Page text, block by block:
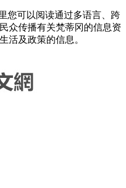
您可以阅读通过多语言、跨
众传播有关梵蒂冈的信息资
活及政策的信息。